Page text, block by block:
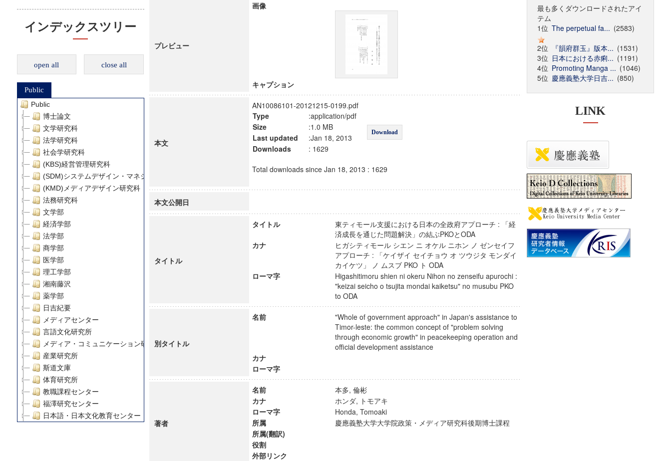
インデックスツリー
open all close all
Public
Public
博士論文
文学研究科
法学研究科
社会学研究科
(KBS)経営管理研究科
(SDM)システムデザイン・マネジメント研究科
(KMD)メディアデザイン研究科
法務研究科
文学部
経済学部
法学部
商学部
医学部
理工学部
湘南藤沢
薬学部
日吉紀要
メディアセンター
言語文化研究所
メディア・コミュニケーション研究所
産業研究所
斯道文庫
体育研究所
教職課程センター
福澤研究センター
日本語・日本文化教育センター
プレビュー
画像
キャプション
本文
AN10086101-20121215-0199.pdf
Type
:application/pdf
Download
Size
:1.0 MB
Last updated
:Jan 18, 2013
Downloads
: 1629
Total downloads since Jan 18, 2013 : 1629
本文公開日
タイトル
タイトル
東ティモール支援における日本の全政府アプローチ : 「経
済成長を通じた問題解決」の結ぶPKOとODA
カナ
ヒガシティモール シエン ニ オケル ニホン ノ ゼンセイフ
アプローチ : 「ケイザイ セイチョウ オ ツウジタ モンダイ
カイケツ」 ノ ムスブ PKO ト ODA
ローマ字
Higashitimoru shien ni okeru Nihon no zenseifu apurochi :
"keizai seicho o tsujita mondai kaiketsu" no musubu PKO
to ODA
別タイトル
名前
"Whole of government approach" in Japan's assistance to
Timor-leste: the common concept of "problem solving
through economic growth" in peacekeeping operation and
official development assistance
カナ
ローマ字
著者
名前
本多, 倫彬
カナ
ホンダ, トモアキ
ローマ字
Honda, Tomoaki
所属
慶應義塾大学大学院政策・メディア研究科後期博士課程
所属(翻訳)
役割
外部リンク
最も多くダウンロードされたアイ
テム
1位 The perpetual fa... (2583)
2位
『韻府群玉』版本... (1531)
3位 日本における赤痢... (1191)
4位 Promoting Manga ... (1046)
5位 慶應義塾大学日吉... (850)
LINK